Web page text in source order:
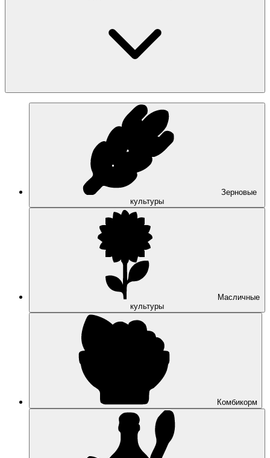
Зерновые
культуры
Масличные
культуры
Комбикорм